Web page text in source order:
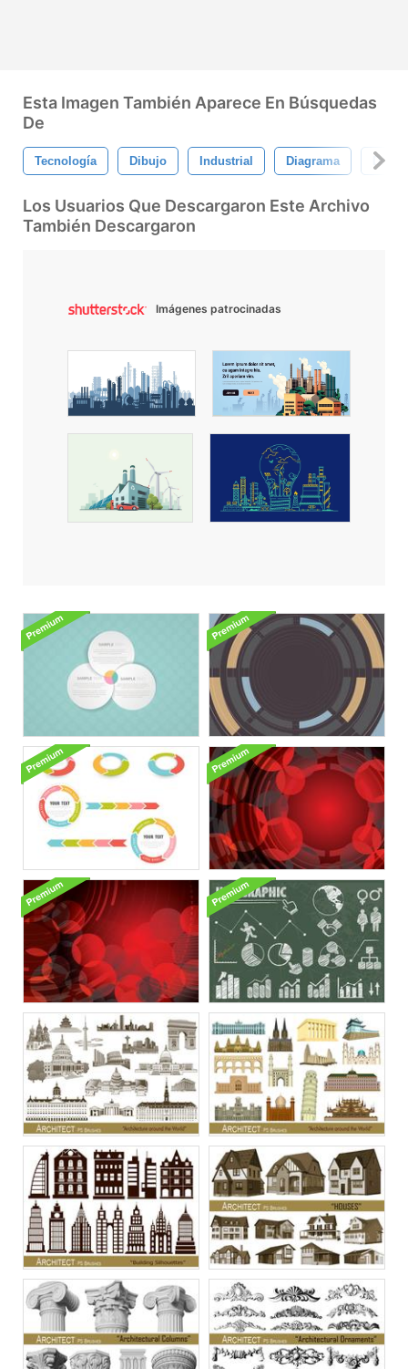
Esta Imagen También Aparece En Búsquedas
De
Tecnología Dibujo Industrial Diagrama
Los Usuarios Que Descargaron Este Archivo
También Descargaron
Imágenes patrocinadas